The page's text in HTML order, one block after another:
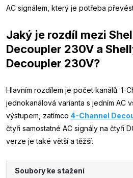
AC signálem, který je potřeba
Jaký je rozdíl mezi
Decoupler 230V a
Decoupler 230V?
Hlavním rozdílem je počet kanálů. 1-
jednokanálová varianta s jedním AC
výstupem, zatímco 4-Channel
čtyři samostatné AC signály na čtyři
verze je také větší a těžší.
Soubory ke stažení